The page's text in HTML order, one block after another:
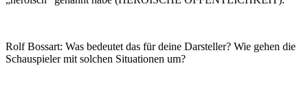
Rolf Bossart: Was bedeutet das für deine Darsteller? Wie gehen die
Schauspieler mit solchen Situationen um?